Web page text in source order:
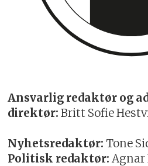
Ansvarlig redaktør og
direktør: Britt Sofie
Nyhetsredaktør: Tone
Politisk redaktør: Agnar